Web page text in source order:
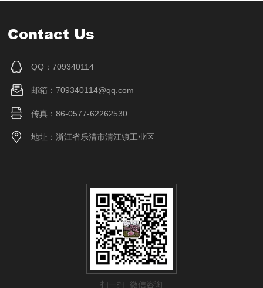
Contact Us
QQ：709340114
邮箱：709340114@qq.com
传真：86-0577-62262530
地址：浙江省乐清市清江镇工业区
扫一扫 微信咨询